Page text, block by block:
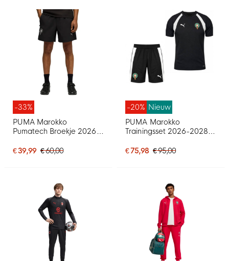
-33%
PUMA Marokko
Pumatech Broekje 2026-
€ 39,99 € 60,00
-20% Nieuw
PUMA Marokko
Trainingsset 2026-2028
€ 75,98 € 95,00